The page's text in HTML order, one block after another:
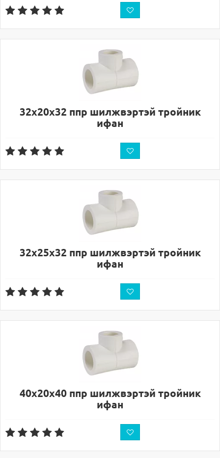
32х20х32 ппр шилжвэртэй тройник
ифан
32х25х32 ппр шилжвэртэй тройник
ифан
40х20х40 ппр шилжвэртэй тройник
ифан